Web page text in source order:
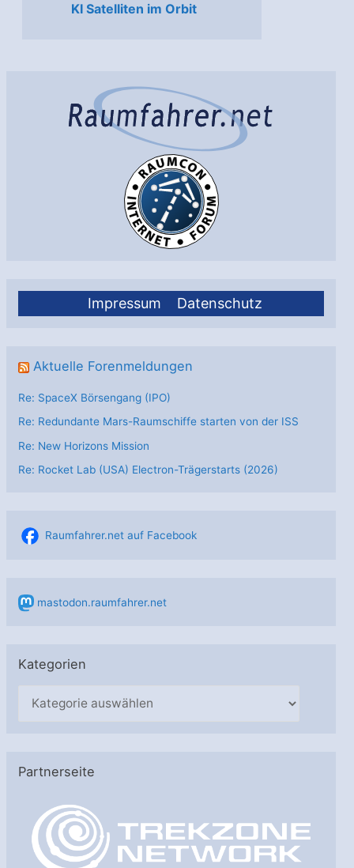
Impressum Datenschutz
Aktuelle Forenmeldungen
Re: SpaceX Börsengang (IPO)
Re: Redundante Mars-Raumschiffe starten von der ISS
Re: New Horizons Mission
Re: Rocket Lab (USA) Electron-Trägerstarts (2026)
Raumfahrer.net auf Facebook
mastodon.raumfahrer.net
Kategorien
g
Partnerseite
KI Satelliten im Orbit